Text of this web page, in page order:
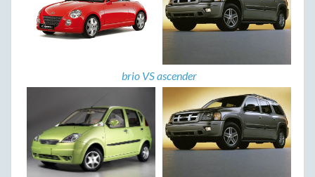
brio VS ascender